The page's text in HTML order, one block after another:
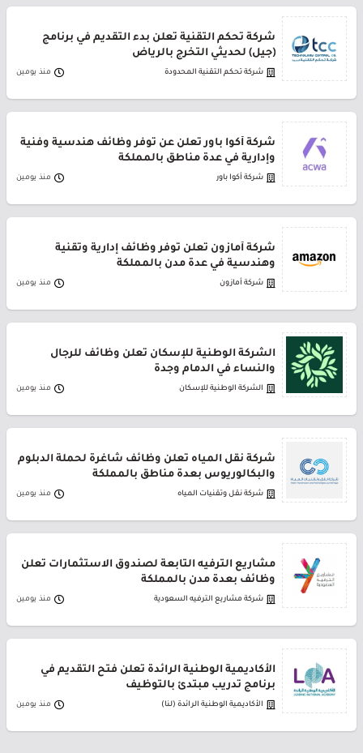
شركة تحكم التقنية تعلن بدء التقديم في برنامج
(جيل) لحديثي التخرج بالرياض
شركة تحكم التقنية المحدودة منذ يومين
شركة أكوا باور تعلن عن توفر وظائف هندسية وفنية
وإدارية في عدة مناطق بالمملكة
شركة أكوا باور منذ يومين
شركة أمازون تعلن توفر وظائف إدارية وتقنية
وهندسية في عدة مدن بالمملكة
شركة أمازون منذ يومين
الشركة الوطنية للإسكان تعلن وظائف للرجال
والنساء في الدمام وجدة
الشركة الوطنية للإسكان منذ يومين
شركة نقل المياه تعلن وظائف شاغرة لحملة الدبلوم
والبكالوريوس بعدة مناطق بالمملكة
شركة نقل وتقنيات المياه منذ يومين
مشاريع الترفيه التابعة لصندوق الاستثمارات تعلن
وظائف بعدة مدن بالمملكة
شركة مشاريع الترفيه السعودية منذ يومين
الأكاديمية الوطنية الرائدة تعلن فتح التقديم في
برنامج تدريب مبتدئ بالتوظيف
الأكاديمية الوطنية الرائدة (لنا) منذ يومين